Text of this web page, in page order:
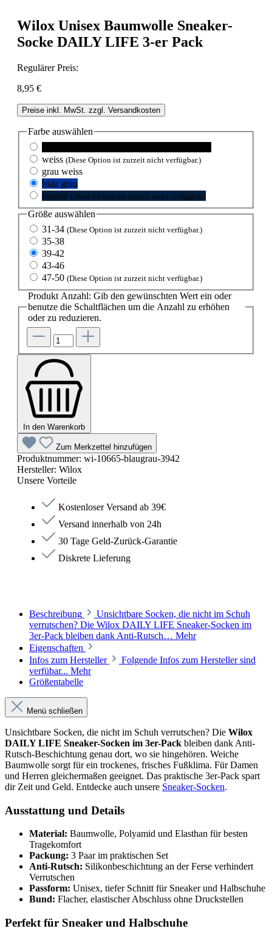
Wilox Unisex Baumwolle Sneaker-
Socke DAILY LIFE 3-er Pack
Regulärer Preis:
8,95 €
Preise inkl. MwSt. zzgl. Versandkosten
Farbe auswählen
weiss (Diese Option ist zurzeit nicht verfügbar.)
grau weiss
blau grau
marine (Diese Option ist zurzeit nicht verfügbar.)
Größe auswählen
31-34 (Diese Option ist zurzeit nicht verfügbar.)
35-38
39-42
43-46
47-50 (Diese Option ist zurzeit nicht verfügbar.)
Produkt Anzahl: Gib den gewünschten Wert ein oder
benutze die Schaltflächen um die Anzahl zu erhöhen
oder zu reduzieren.
In den Warenkorb
Zum Merkzettel hinzufügen
Produktnummer: wi-10665-blaugrau-3942
Hersteller: Wilox
Unsere Vorteile
Kostenloser Versand ab 39€
Versand innerhalb von 24h
30 Tage Geld-Zurück-Garantie
Diskrete Lieferung
Beschreibung
Unsichtbare Socken, die nicht im Schuh
verrutschen? Die Wilox DAILY LIFE Sneaker-Socken im
3er-Pack bleiben dank Anti-Rutsch… Mehr
Eigenschaften
Infos zum Hersteller
Folgende Infos zum Hersteller sind
verfübar... Mehr
Größentabelle
Menü schließen
Unsichtbare Socken, die nicht im Schuh verrutschen? Die Wilox
DAILY LIFE Sneaker-Socken im 3er-Pack bleiben dank Anti-
Rutsch-Beschichtung genau dort, wo sie hingehören. Weiche
Baumwolle sorgt für ein trockenes, frisches Fußklima. Für Damen
und Herren gleichermaßen geeignet. Das praktische 3er-Pack spart
dir Zeit und Geld. Entdecke auch unsere Sneaker-Socken.
Ausstattung und Details
Material: Baumwolle, Polyamid und Elasthan für besten
Tragekomfort
Packung: 3 Paar im praktischen Set
Anti-Rutsch: Silikonbeschichtung an der Ferse verhindert
Verrutschen
Passform: Unisex, tiefer Schnitt für Sneaker und Halbschuhe
Bund: Flacher, elastischer Abschluss ohne Druckstellen
Perfekt für Sneaker und Halbschuhe